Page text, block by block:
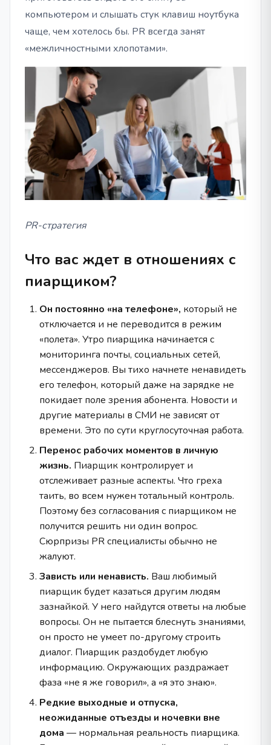
компьютером и слышать стук клавиш ноутбука
чаще, чем хотелось бы. PR всегда занят
«межличностными хлопотами».
PR-стратегия
Что вас ждет в отношениях с
пиарщиком?
Он постоянно «на телефоне», который не
отключается и не переводится в режим
«полета». Утро пиарщика начинается с
мониторинга почты, социальных сетей,
мессенджеров. Вы тихо начнете ненавидеть
его телефон, который даже на зарядке не
покидает поле зрения абонента. Новости и
другие материалы в СМИ не зависят от
времени. Это по сути круглосуточная работа.
Перенос рабочих моментов в личную
жизнь. Пиарщик контролирует и
отслеживает разные аспекты. Что греха
таить, во всем нужен тотальный контроль.
Поэтому без согласования с пиарщиком не
получится решить ни один вопрос.
Сюрпризы PR специалисты обычно не
жалуют.
Зависть или ненависть. Ваш любимый
пиарщик будет казаться другим людям
зазнайкой. У него найдутся ответы на любые
вопросы. Он не пытается блеснуть знаниями,
он просто не умеет по-другому строить
диалог. Пиарщик раздобудет любую
информацию. Окружающих раздражает
фаза «не я же говорил», а «я это знаю».
Редкие выходные и отпуска,
неожиданные отъезды и ночевки вне
дома — нормальная реальность пиарщика.